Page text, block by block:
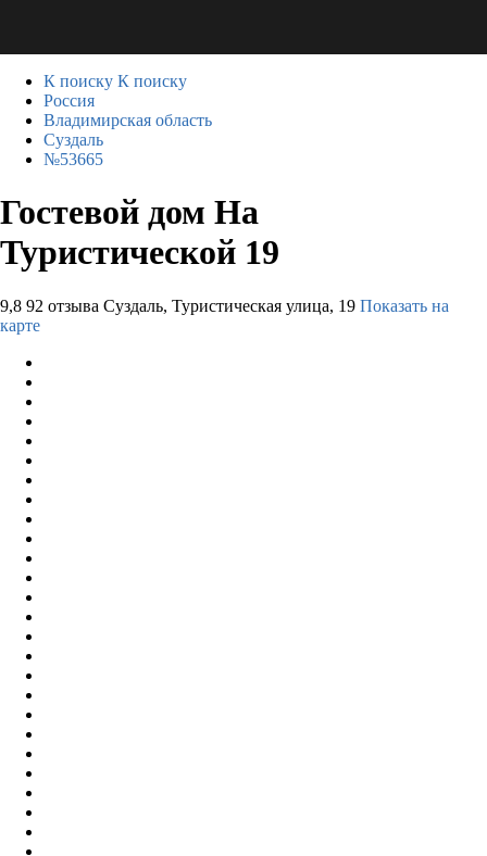
К поиску К поиску
Россия
Владимирская область
Суздаль
№53665
Гостевой дом На
Туристической 19
9,8 92 отзыва Суздаль, Туристическая улица, 19 Показать на
карте